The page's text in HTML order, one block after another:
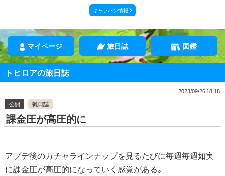
キャラバン情報
マイページ 旅日誌 図鑑
トヒロアの旅日誌
2023/09/26 18:18
公開
雑日誌
課金圧が高圧的に
アプデ後のガチャラインナップを見るたびに毎週毎週如実
に課金圧が高圧的になっていく感覚がある。